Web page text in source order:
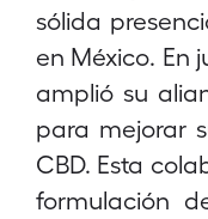
sólida
en México. En
amplió su
para mejorar
CBD. Esta
formulación